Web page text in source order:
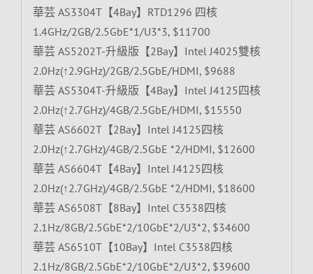
華芸 AS3304T【4Bay】RTD1296 四核
1.4GHz/2GB/2.5GbE*1/U3*3, $11700
華芸 AS5202T-升級版【2Bay】Intel J4025雙核
2.0Hz(↑2.9GHz)/2GB/2.5GbE/HDMI, $9688
華芸 AS5304T-升級版【4Bay】Intel J4125四核
2.0Hz(↑2.7GHz)/4GB/2.5GbE/HDMI, $15550
華芸 AS6602T【2Bay】Intel J4125四核
2.0Hz(↑2.7GHz)/4GB/2.5GbE *2/HDMI, $12600
華芸 AS6604T【4Bay】Intel J4125四核
2.0Hz(↑2.7GHz)/4GB/2.5GbE *2/HDMI, $18600
華芸 AS6508T【8Bay】Intel C3538四核
2.1Hz/8GB/2.5GbE*2/10GbE*2/U3*2, $34600
華芸 AS6510T【10Bay】Intel C3538四核
2.1Hz/8GB/2.5GbE*2/10GbE*2/U3*2, $39600